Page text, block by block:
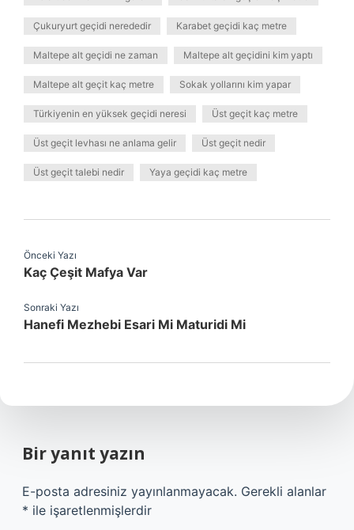
Çukuryurt geçidi nerededir Karabet geçidi kaç metre
Maltepe alt geçidi ne zaman Maltepe alt geçidini kim yaptı
Maltepe alt geçit kaç metre Sokak yollarını kim yapar
Türkiyenin en yüksek geçidi neresi Üst geçit kaç metre
Üst geçit levhası ne anlama gelir Üst geçit nedir
Üst geçit talebi nedir Yaya geçidi kaç metre
Önceki Yazı
Kaç Çeşit Mafya Var
Sonraki Yazı
Hanefi Mezhebi Esari Mi Maturidi Mi
Bir yanıt yazın
E-posta adresiniz yayınlanmayacak. Gerekli alanlar
* ile işaretlenmişlerdir